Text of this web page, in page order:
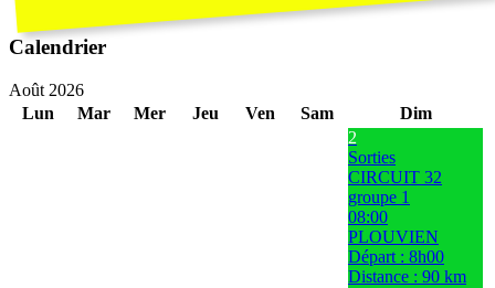
Calendrier
Août 2026
Lun
Mar Mer Jeu Ven Sam Dim
2
Sorties
CIRCUIT 32
groupe 1
08:00
PLOUVIEN
Départ : 8h00
Distance : 90 km